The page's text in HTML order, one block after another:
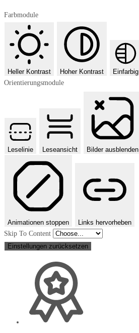
Farbmodule
Heller Kontrast Hoher Kontrast
Einfarbig
Orientierungsmodule
Leselinie Leseansicht Bilder ausblenden
Animationen stoppen
Links hervorheben
Skip To Content
Einstellungen zurücksetzen